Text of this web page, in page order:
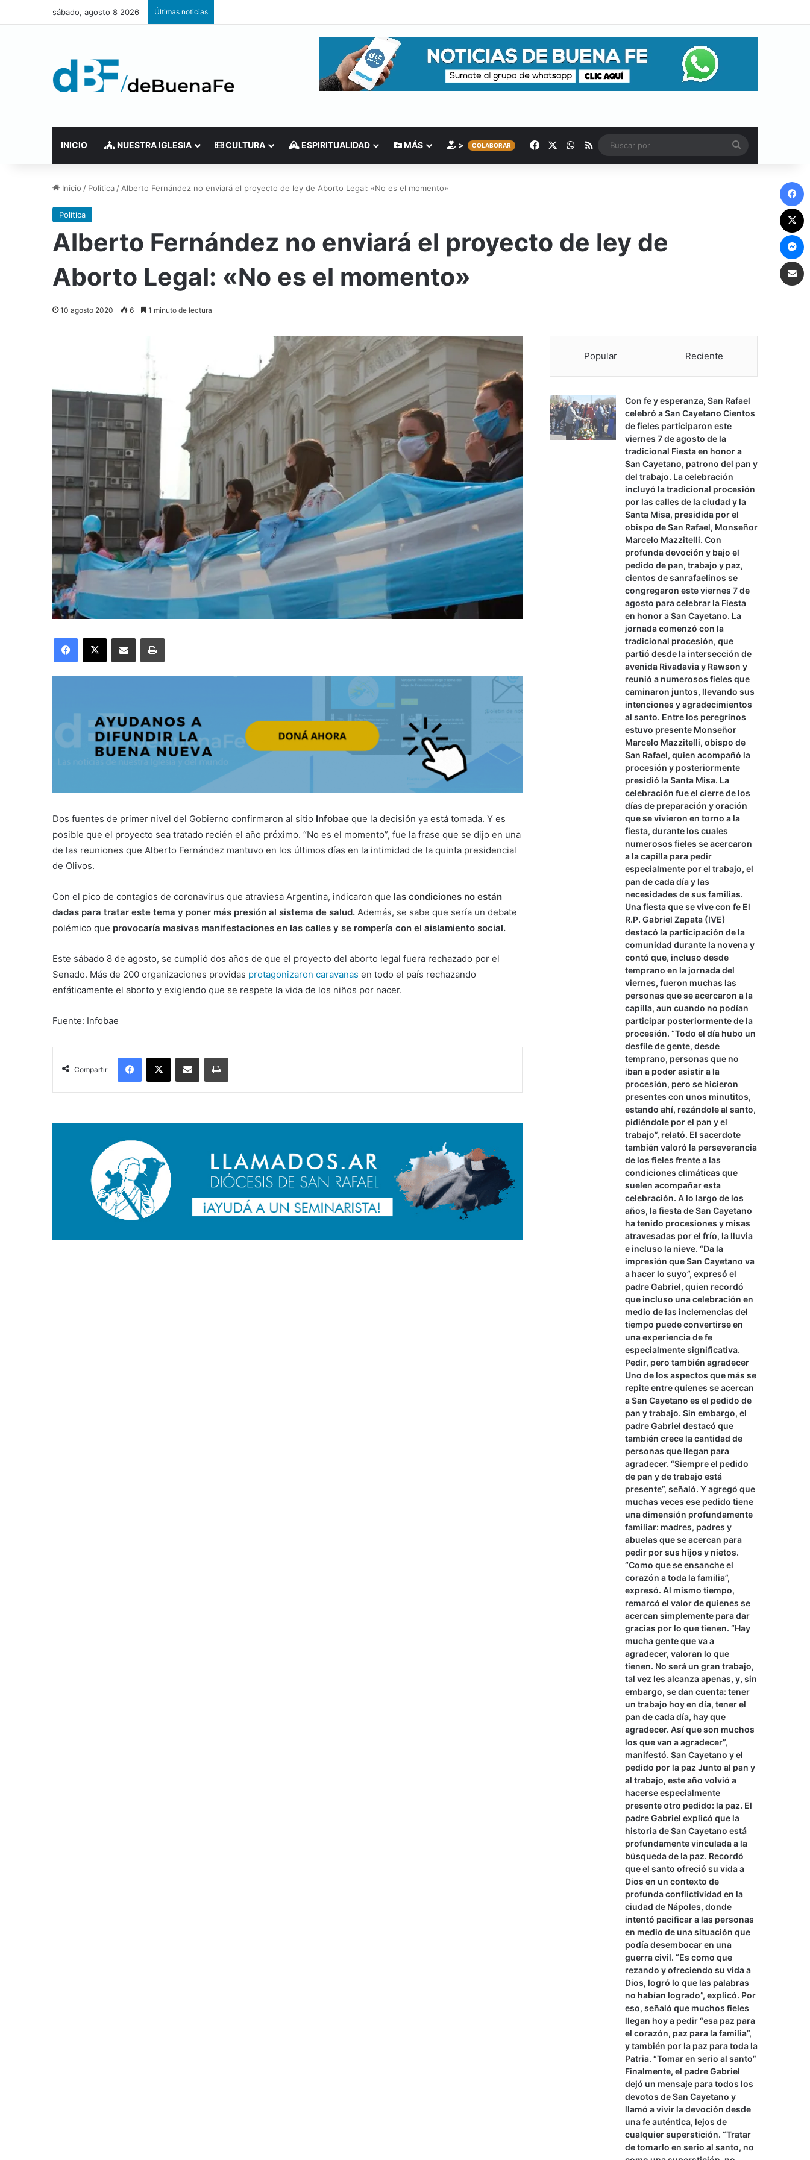
sábado, agosto 8 2026 Últimas noticias
INICIO NUESTRA IGLESIA CULTURA ESPIRITUALIDAD MÁS > COLABORAR Facebook WhatsApp
RSS
por
Inicio / Politica / Alberto Fernández no enviará el proyecto de ley de Aborto Legal: «No es el momento»
Politica
Alberto Fernández no enviará el proyecto de ley de
Aborto Legal: «No es el momento»
10 agosto 2020 6 1 minuto de lectura
Dos fuentes de primer nivel del Gobierno confirmaron al sitio Infobae que la decisión ya está tomada. Y es
posible que el proyecto sea tratado recién el año próximo. “No es el momento”, fue la frase que se dijo en una
de las reuniones que Alberto Fernández mantuvo en los últimos días en la intimidad de la quinta presidencial
de Olivos.
Con el pico de contagios de coronavirus que atraviesa Argentina, indicaron que las condiciones no están
dadas para tratar este tema y poner más presión al sistema de salud. Además, se sabe que sería un debate
polémico que provocaría masivas manifestaciones en las calles y se rompería con el aislamiento social.
Este sábado 8 de agosto, se cumplió dos años de que el proyecto del aborto legal fuera rechazado por el
Senado. Más de 200 organizaciones providas protagonizaron caravanas en todo el país rechazando
enfáticamente el aborto y exigiendo que se respete la vida de los niños por nacer.
Fuente: Infobae
Compartir
Popular Reciente
Con fe y esperanza, San Rafael
celebró a San Cayetano Cientos
de fieles participaron este
viernes 7 de agosto de la
tradicional Fiesta en honor a
San Cayetano, patrono del pan y
del trabajo. La celebración
incluyó la tradicional procesión
por las calles de la ciudad y la
Santa Misa, presidida por el
obispo de San Rafael, Monseñor
Marcelo Mazzitelli. Con
profunda devoción y bajo el
pedido de pan, trabajo y paz,
cientos de sanrafaelinos se
congregaron este viernes 7 de
agosto para celebrar la Fiesta
en honor a San Cayetano. La
jornada comenzó con la
tradicional procesión, que
partió desde la intersección de
avenida Rivadavia y Rawson y
reunió a numerosos fieles que
caminaron juntos, llevando sus
intenciones y agradecimientos
al santo. Entre los peregrinos
estuvo presente Monseñor
Marcelo Mazzitelli, obispo de
San Rafael, quien acompañó la
procesión y posteriormente
presidió la Santa Misa. La
celebración fue el cierre de los
días de preparación y oración
que se vivieron en torno a la
fiesta, durante los cuales
numerosos fieles se acercaron
a la capilla para pedir
especialmente por el trabajo, el
pan de cada día y las
necesidades de sus familias.
Una fiesta que se vive con fe El
R.P. Gabriel Zapata (IVE)
destacó la participación de la
comunidad durante la novena y
contó que, incluso desde
temprano en la jornada del
viernes, fueron muchas las
personas que se acercaron a la
capilla, aun cuando no podían
participar posteriormente de la
procesión. “Todo el día hubo un
desfile de gente, desde
temprano, personas que no
iban a poder asistir a la
procesión, pero se hicieron
presentes con unos minutitos,
estando ahí, rezándole al santo,
pidiéndole por el pan y el
trabajo”, relató. El sacerdote
también valoró la perseverancia
de los fieles frente a las
condiciones climáticas que
suelen acompañar esta
celebración. A lo largo de los
años, la fiesta de San Cayetano
ha tenido procesiones y misas
atravesadas por el frío, la lluvia
e incluso la nieve. “Da la
impresión que San Cayetano va
a hacer lo suyo”, expresó el
padre Gabriel, quien recordó
que incluso una celebración en
medio de las inclemencias del
tiempo puede convertirse en
una experiencia de fe
especialmente significativa.
Pedir, pero también agradecer
Uno de los aspectos que más se
repite entre quienes se acercan
a San Cayetano es el pedido de
pan y trabajo. Sin embargo, el
padre Gabriel destacó que
también crece la cantidad de
personas que llegan para
agradecer. “Siempre el pedido
de pan y de trabajo está
presente”, señaló. Y agregó que
muchas veces ese pedido tiene
una dimensión profundamente
familiar: madres, padres y
abuelas que se acercan para
pedir por sus hijos y nietos.
“Como que se ensanche el
corazón a toda la familia”,
expresó. Al mismo tiempo,
remarcó el valor de quienes se
acercan simplemente para dar
gracias por lo que tienen. “Hay
mucha gente que va a
agradecer, valoran lo que
tienen. No será un gran trabajo,
tal vez les alcanza apenas, y, sin
embargo, se dan cuenta: tener
un trabajo hoy en día, tener el
pan de cada día, hay que
agradecer. Así que son muchos
los que van a agradecer”,
manifestó. San Cayetano y el
pedido por la paz Junto al pan y
al trabajo, este año volvió a
hacerse especialmente
presente otro pedido: la paz. El
padre Gabriel explicó que la
historia de San Cayetano está
profundamente vinculada a la
búsqueda de la paz. Recordó
que el santo ofreció su vida a
Dios en un contexto de
profunda conflictividad en la
ciudad de Nápoles, donde
intentó pacificar a las personas
en medio de una situación que
podía desembocar en una
guerra civil. “Es como que
rezando y ofreciendo su vida a
Dios, logró lo que las palabras
no habían logrado”, explicó. Por
eso, señaló que muchos fieles
llegan hoy a pedir “esa paz para
el corazón, paz para la familia”,
y también por la paz para toda la
Patria. “Tomar en serio al santo”
Finalmente, el padre Gabriel
dejó un mensaje para todos los
devotos de San Cayetano y
llamó a vivir la devoción desde
una fe auténtica, lejos de
cualquier superstición. “Tratar
de tomarlo en serio al santo, no